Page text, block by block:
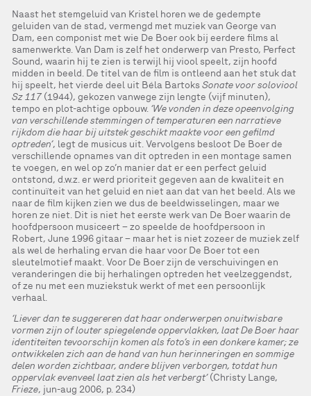
Naast het stemgeluid van Kristel horen we de gedempte
geluiden van de stad, vermengd met muziek van George van
Dam, een componist met wie De Boer ook bij eerdere films al
samenwerkte. Van Dam is zelf het onderwerp van Presto, Perfect
Sound, waarin hij te zien is terwijl hij viool speelt, zijn hoofd
midden in beeld. De titel van de film is ontleend aan het stuk dat
hij speelt, het vierde deel uit Béla BartoksSonate voor soloviool
Sz 117 (1944), gekozen vanwege zijn lengte (vijf minuten),
tempo en plot-achtige opbouw. ‘We vonden in deze opeenvolging
van verschillende stemmingen of temperaturen een narratieve
rijkdom die haar bij uitstek geschikt maakte voor een gefilmd
optreden’, legt de musicus uit. Vervolgens besloot De Boer de
verschillende opnames van dit optreden in een montage samen
te voegen, en wel op zo’n manier dat er een perfect geluid
ontstond, d.w.z. er werd prioriteit gegeven aan de kwaliteit en
continuïteit van het geluid en niet aan dat van het beeld. Als we
naar de film kijken zien we dus de beeldwisselingen, maar we
horen ze niet. Dit is niet het eerste werk van De Boer waarin de
hoofdpersoon musiceert – zo speelde de hoofdpersoon in
Robert, June 1996 gitaar – maar het is niet zozeer de muziek zelf
als wel de herhaling ervan die haar voor De Boer tot een
sleutelmotief maakt. Voor De Boer zijn de verschuivingen en
veranderingen die bij herhalingen optreden het veelzeggendst,
of ze nu met een muziekstuk werkt of met een persoonlijk
verhaal.
‘Liever dan te suggereren dat haar onderwerpen onuitwisbare
vormen zijn of louter spiegelende oppervlakken, laat De Boer haar
identiteiten tevoorschijn komen als foto’s in een donkere kamer; ze
ontwikkelen zich aan de hand van hun herinneringen en sommige
delen worden zichtbaar, andere blijven verborgen, totdat hun
oppervlak evenveel laat zien als het verbergt’(Christy Lange,
Frieze, jun-aug 2006, p. 234)